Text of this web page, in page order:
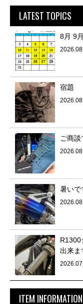
LATEST TOPICS
8月 9
宿題
ご商談
暑いで
R1300
出来ま
ITEM INFORMATION